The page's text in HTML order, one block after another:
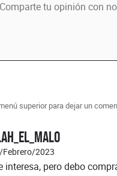
superior para dejar un
Febrero/2023
interesa, pero debo